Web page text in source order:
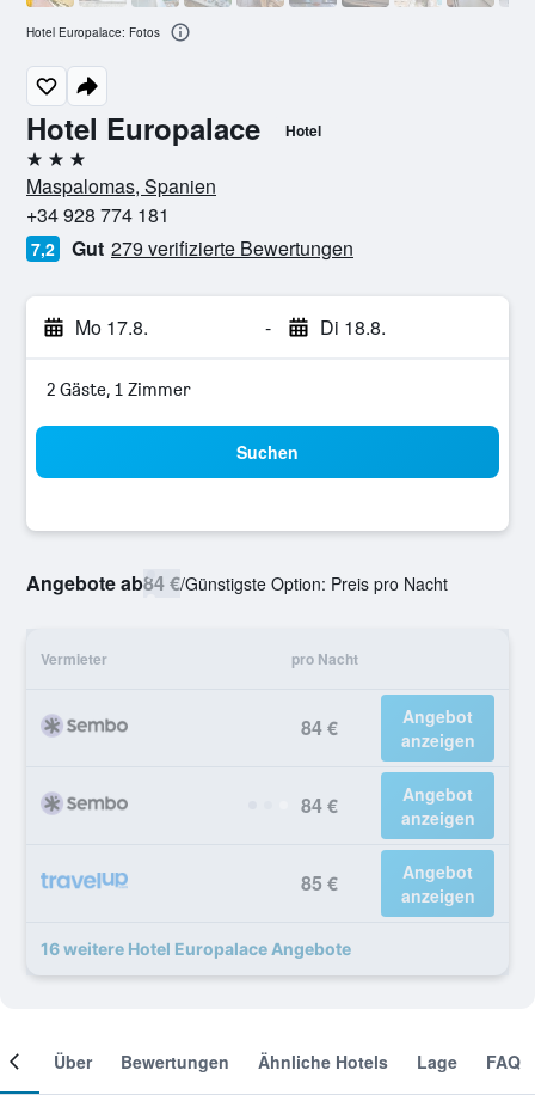
Hotel Europalace Hotel
3 Sterne
Maspalomas, Spanien
+34 928 774 181
7,2 Gut 279 verifizierte Bewertungen
Mo 17.8. - Di 18.8.
2 Gäste, 1 Zimmer
Suchen
Angebote ab84 €/Günstigste Option: Preis pro Nacht
Vermieter pro Nacht
84 €
Angebot
anzeigen
84 €
Angebot
anzeigen
85 €
Angebot
anzeigen
16 weitere Hotel Europalace Angebote
Hotel Europalace: Fotos
Über Bewertungen Ähnliche Hotels Lage FAQ